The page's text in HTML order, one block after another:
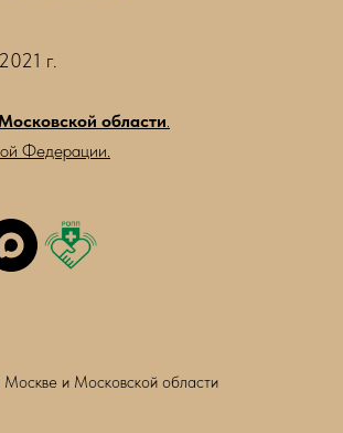
г.
области.
Федерации.
и Московской области